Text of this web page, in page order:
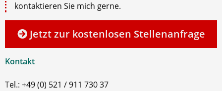
kontaktieren Sie mich gerne.
Jetzt zur kostenlosen Stellenanfrage
Kontakt
Tel.: +49 (0) 521 / 911 730 37